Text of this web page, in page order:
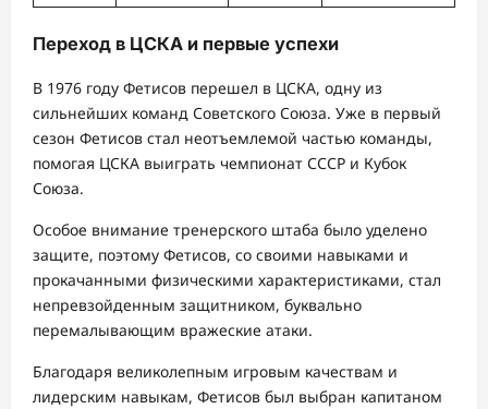
Переход в ЦСКА и первые успехи
В 1976 году Фетисов перешел в ЦСКА, одну из
сильнейших команд Советского Союза. Уже в первый
сезон Фетисов стал неотъемлемой частью команды,
помогая ЦСКА выиграть чемпионат СССР и Кубок
Союза.
Особое внимание тренерского штаба было уделено
защите, поэтому Фетисов, со своими навыками и
прокачанными физическими характеристиками, стал
непревзойденным защитником, буквально
перемалывающим вражеские атаки.
Благодаря великолепным игровым качествам и
лидерским навыкам, Фетисов был выбран капитаном